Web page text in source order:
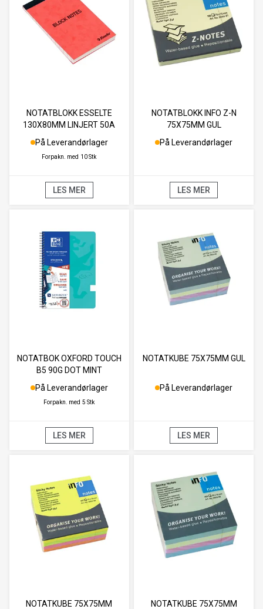
NOTATBLOKK ESSELTE
130X80MM LINJERT 50A
På Leverandørlager
Forpakn. med 10 Stk
LES MER
NOTATBLOKK INFO Z-N
75X75MM GUL
På Leverandørlager
LES MER
NOTATBOK OXFORD TOUCH
B5 90G DOT MINT
På Leverandørlager
Forpakn. med 5 Stk
LES MER
NOTATKUBE 75X75MM GUL
På Leverandørlager
LES MER
NOTATKUBE 75X75MM
NOTATKUBE 75X75MM